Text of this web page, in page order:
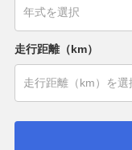
走行距離（km）